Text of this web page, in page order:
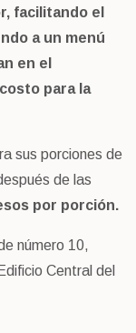
facilitando el
a un menú
en el
para la
sus porciones de
de las
por porción.
número 10,
Central del